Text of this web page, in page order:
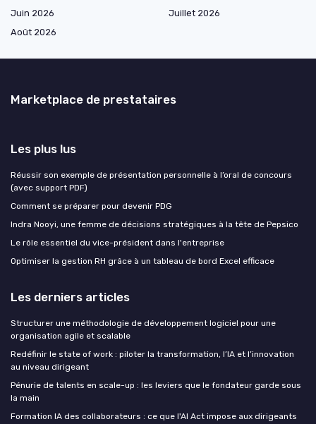
Juin 2026
Juillet 2026
Août 2026
Marketplace de prestataires
Les plus lus
Réussir son exemple de présentation personnelle à l’oral de concours
(avec support PDF)
Comment se préparer pour devenir PDG
Indra Nooyi, une femme de décisions stratégiques à la tête de Pepsico
Le rôle essentiel du vice-président dans l'entreprise
Optimiser la gestion RH grâce à un tableau de bord Excel efficace
Les derniers articles
Structurer une méthodologie de développement logiciel pour une
organisation agile et scalable
Redéfinir le state of work : piloter la transformation, l’IA et l’innovation
au niveau dirigeant
Pénurie de talents en scale-up : les leviers que le fondateur garde sous
la main
Formation IA des collaborateurs : ce que l'AI Act impose aux dirigeants